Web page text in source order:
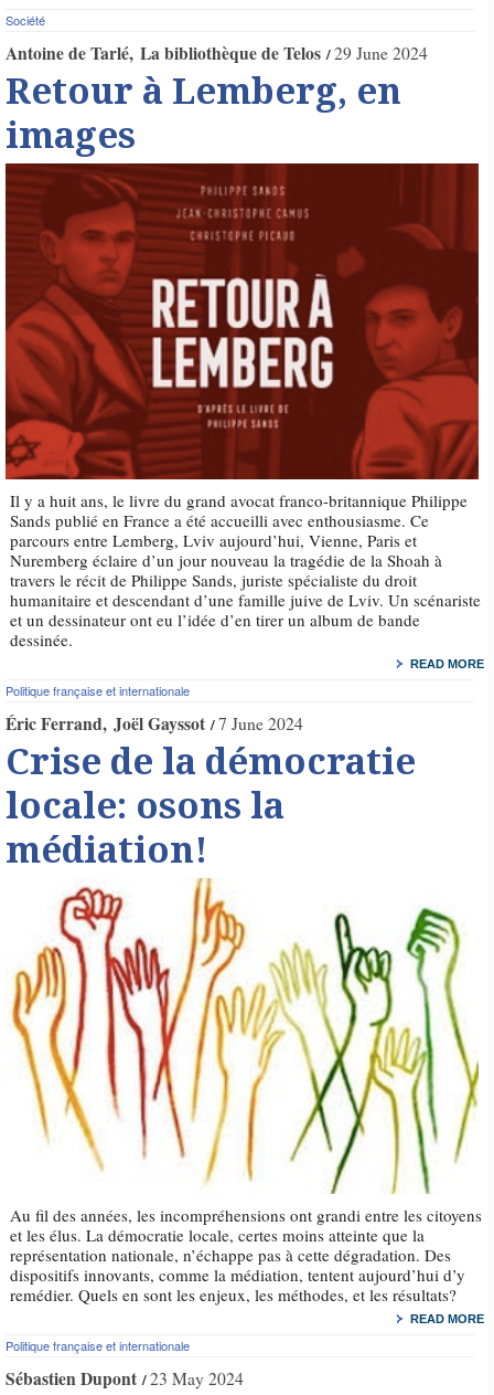
Société
Antoine de Tarlé La bibliothèque de Telos 29 June 2024
Retour à Lemberg, en
images
Il y a huit ans, le livre du grand avocat franco-britannique Philippe
Sands publié en France a été accueilli avec enthousiasme. Ce
parcours entre Lemberg, Lviv aujourd’hui, Vienne, Paris et
Nuremberg éclaire d’un jour nouveau la tragédie de la Shoah à
travers le récit de Philippe Sands, juriste spécialiste du droit
humanitaire et descendant d’une famille juive de Lviv. Un scénariste
et un dessinateur ont eu l’idée d’en tirer un album de bande
dessinée.
READ MORE
Politique française et internationale
Éric Ferrand Joël Gayssot 7 June 2024
Crise de la démocratie
locale: osons la
médiation!
Au fil des années, les incompréhensions ont grandi entre les citoyens
et les élus. La démocratie locale, certes moins atteinte que la
représentation nationale, n’échappe pas à cette dégradation. Des
dispositifs innovants, comme la médiation, tentent aujourd’hui d’y
remédier. Quels en sont les enjeux, les méthodes, et les résultats?
READ MORE
Politique française et internationale
Sébastien Dupont 23 May 2024